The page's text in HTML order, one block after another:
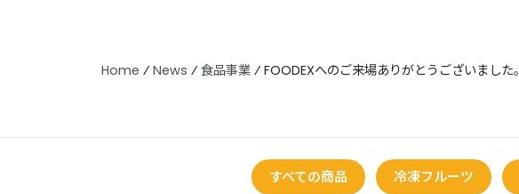
Home ⁄ News ⁄ 食品事業 ⁄ FOODEXへのご来場ありがとうございました。
すべての商品 冷凍フルーツ